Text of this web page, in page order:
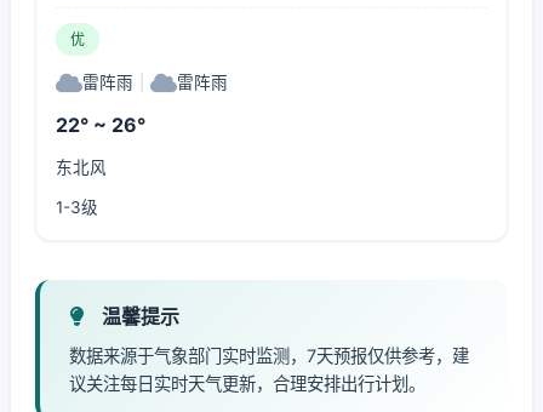
优
雷阵雨 雷阵雨
22° ~ 26°
东北风
1-3级
温馨提示
数据来源于气象部门实时监测，7天预报仅供参考，建
议关注每日实时天气更新，合理安排出行计划。